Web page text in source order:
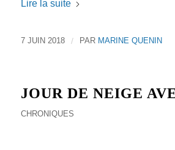
Lire la suite
7 JUIN 2018 / PAR MARINE QUENIN
JOUR DE NEIGE
CHRONIQUES